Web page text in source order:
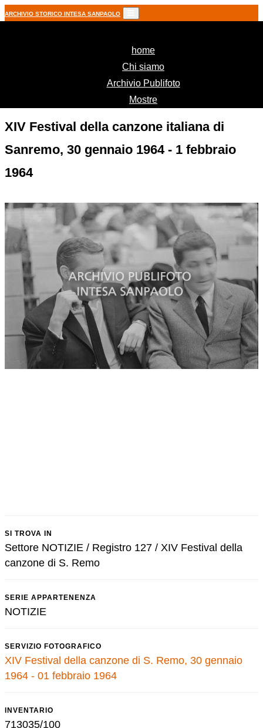
ARCHIVIO STORICO INTESA SANPAOLO
home(current)
Chi siamo
Archivio Publifoto
Mostre
XIV Festival della canzone italiana di
Sanremo, 30 gennaio 1964 - 1 febbraio
1964
SI TROVA IN
Settore NOTIZIE / Registro 127 / XIV Festival della
canzone di S. Remo
SERIE APPARTENENZA
NOTIZIE
SERVIZIO FOTOGRAFICO
XIV Festival della canzone di S. Remo, 30 gennaio
1964 - 01 febbraio 1964
INVENTARIO
713035/100